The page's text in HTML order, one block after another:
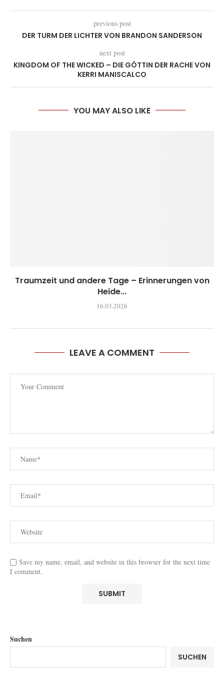
previous post
DER TURM DER LICHTER VON BRANDON SANDERSON
next post
KINGDOM OF THE WICKED – DIE GÖTTIN DER RACHE VON
KERRI MANISCALCO
YOU MAY ALSO LIKE
Traumzeit und andere Tage – Erinnerungen von
Heide...
16.03.2026
LEAVE A COMMENT
Save my name, email, and website in this browser for the next time
I comment.
Suchen
SUCHEN